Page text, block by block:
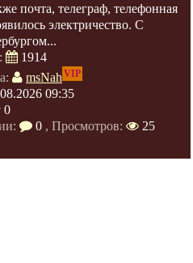
почта, телеграф, телефонная
электричество. С
1914
msNah VIP
09:35
0
0 , Просмотров:
25